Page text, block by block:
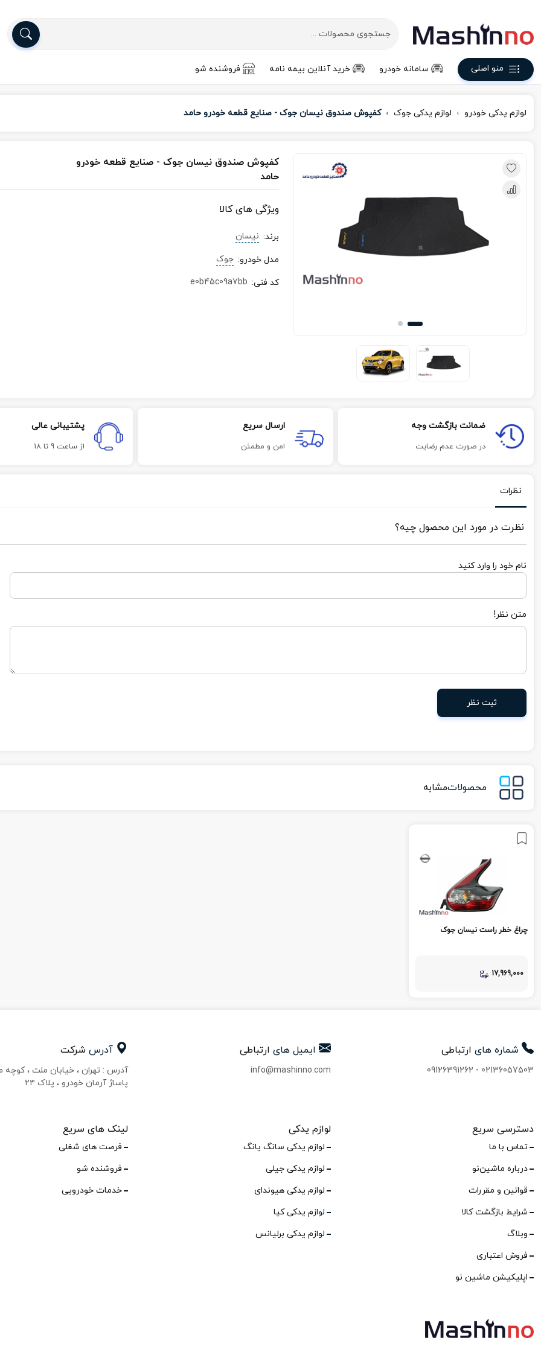
منو اصلی سامانه خودرو خرید آنلاین بیمه نامه فروشنده شو
لوازم یدکی خودرو لوازم یدکی جوک کفپوش صندوق نیسان جوک - صنایع قطعه خودرو حامد
کفپوش صندوق نیسان جوک - صنایع قطعه خودرو
حامد
ویژگی های کالا
برند: نیسان
مدل خودرو: جوک
کد فنی:
e0b45c09a7bb
ضمانت بازگشت وجه
در صورت عدم رضایت
ارسال سریع
امن و مطمئن
پشتیبانی عالی
از ساعت 9 تا 18
نظرات
نظرت در مورد این محصول چیه؟
نام خود را وارد کنید
متن نظر!
ثبت نظر
محصولاتمشابه
چراغ خطر راست نیسان جوک
17,969,000
شماره های ارتباطی
02136057503
-
09126391262
ایمیل های ارتباطی
info@mashinno.com
آدرس شرکت
آدرس : تهران ، خیابان ملت ، کوچه
پاساژ آرمان خودرو ، پلاک ۲۴
دسترسی سریع
تماس با ما
درباره ماشین‌نو
قوانین و مقررات
شرایط بازگشت کالا
وبلاگ
فروش اعتباری
اپلیکیشن ماشین نو
لوازم یدکی
لوازم یدکی سانگ یانگ
لوازم یدکی جیلی
لوازم یدکی هیوندای
لوازم یدکی کیا
لوازم یدکی برلیانس
لینک های سریع
فرصت های شغلی
فروشنده شو
خدمات خودرویی